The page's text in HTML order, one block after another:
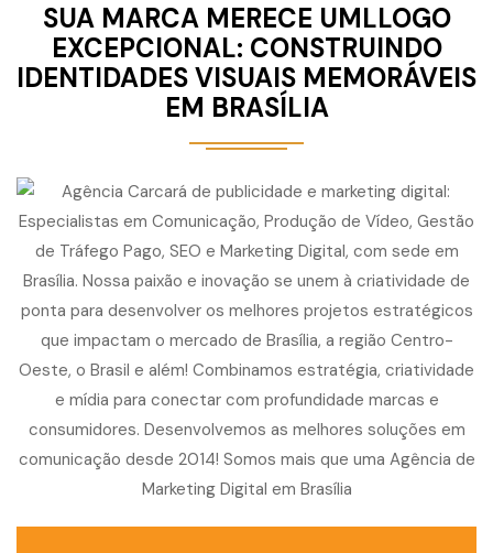
SUA MARCA MERECE UMLLOGO
EXCEPCIONAL: CONSTRUINDO
IDENTIDADES VISUAIS MEMORÁVEIS
EM BRASÍLIA